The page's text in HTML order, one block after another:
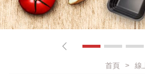
1 2 3
首頁 線